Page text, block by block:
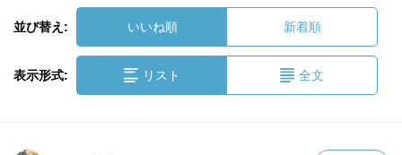
並び替え: いいね順 新着順
表示形式: リスト 全文